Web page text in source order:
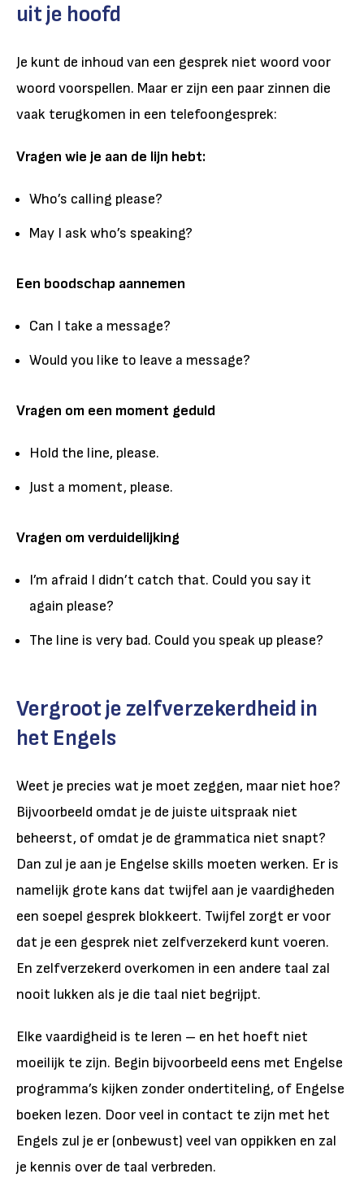
uit je hoofd
Je kunt de inhoud van een gesprek niet woord voor
woord voorspellen. Maar er zijn een paar zinnen die
vaak terugkomen in een telefoongesprek:
Vragen wie je aan de lijn hebt:
Who’s calling please?
May I ask who’s speaking?
Een boodschap aannemen
Can I take a message?
Would you like to leave a message?
Vragen om een moment geduld
Hold the line, please.
Just a moment, please.
Vragen om verduidelijking
I’m afraid I didn’t catch that. Could you say it
again please?
The line is very bad. Could you speak up please?
Vergroot je zelfverzekerdheid in
het Engels
Weet je precies wat je moet zeggen, maar niet hoe?
Bijvoorbeeld omdat je de juiste uitspraak niet
beheerst, of omdat je de grammatica niet snapt?
Dan zul je aan je Engelse skills moeten werken. Er is
namelijk grote kans dat twijfel aan je vaardigheden
een soepel gesprek blokkeert. Twijfel zorgt er voor
dat je een gesprek niet zelfverzekerd kunt voeren.
En zelfverzekerd overkomen in een andere taal zal
nooit lukken als je die taal niet begrijpt.
Elke vaardigheid is te leren – en het hoeft niet
moeilijk te zijn. Begin bijvoorbeeld eens met Engelse
programma’s kijken zonder ondertiteling, of Engelse
boeken lezen. Door veel in contact te zijn met het
Engels zul je er (onbewust) veel van oppikken en zal
je kennis over de taal verbreden.